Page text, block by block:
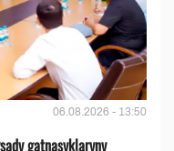
06.08.2026 - 13:50
gatnaşyklaryny